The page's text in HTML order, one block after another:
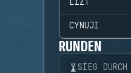
LIZT
CYNUJI
RUNDEN
SIEG DURCH